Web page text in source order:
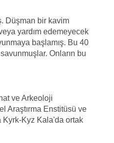
Düşman bir kavim
yardım edemeyecek
başlamış. Bu 40
Onların bu
ve Arkeoloji
Araştırma Enstitüsü ve
Kyrk-Kyz Kala'da ortak